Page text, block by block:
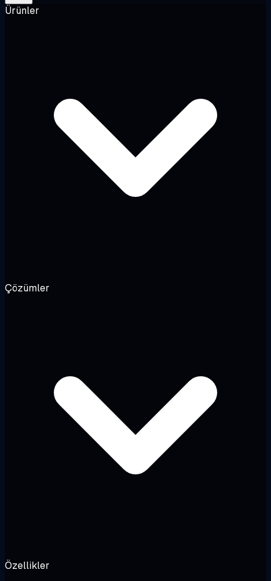
Ürünler
Çözümler
Özellikler